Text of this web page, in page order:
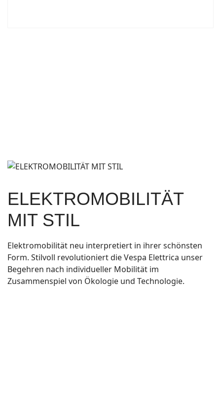
ELEKTROMOBILITÄT
MIT STIL
Elektromobilität neu interpretiert in ihrer schönsten
Form. Stilvoll revolutioniert die Vespa Elettrica unser
Begehren nach individueller Mobilität im
Zusammenspiel von Ökologie und Technologie.